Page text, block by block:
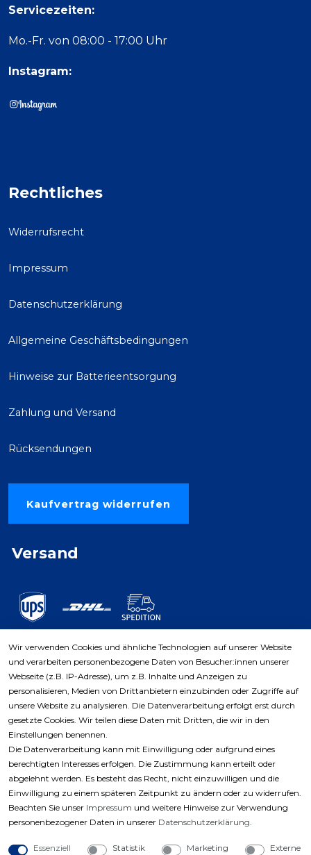
Servicezeiten:
Mo.-Fr. von 08:00 - 17:00 Uhr
Instagram:
Rechtliches
Widerrufsrecht
Impressum
Datenschutzerklärung
Allgemeine Geschäftsbedingungen
Hinweise zur Batterieentsorgung
Zahlung und Versand
Rücksendungen
Kaufvertrag widerrufen
Versand
Zahlungsarten
Wir verwenden Cookies und ähnliche Technologien auf unserer Website
und verarbeiten personenbezogene Daten von Besucher:innen unserer
Webseite (z.B. IP-Adresse), um z.B. Inhalte und Anzeigen zu
personalisieren, Medien von Drittanbietern einzubinden oder Zugriffe auf
unsere Website zu analysieren. Die Datenverarbeitung erfolgt erst durch
gesetzte Cookies. Wir teilen diese Daten mit Dritten, die wir in den
Einstellungen benennen.
Die Datenverarbeitung kann mit Einwilligung oder aufgrund eines
berechtigten Interesses erfolgen. Die Zustimmung kann erteilt oder
abgelehnt werden. Es besteht das Recht, nicht einzuwilligen und die
Einwilligung zu einem späteren Zeitpunkt zu ändern oder zu widerrufen.
Beachten Sie unser Impressum und weitere Hinweise zur Verwendung
personenbezogener Daten in unserer Daten­schutz­erklärung.
Essenziell Statistik Marketing Externe